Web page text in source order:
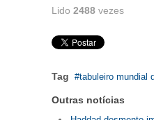
Lido 2488 vezes
Tag tabuleiro mundial
Outras notícias